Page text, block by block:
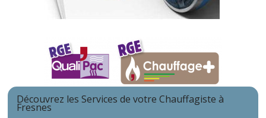
Découvrez les Services de votre Chauffagiste à
Fresnes